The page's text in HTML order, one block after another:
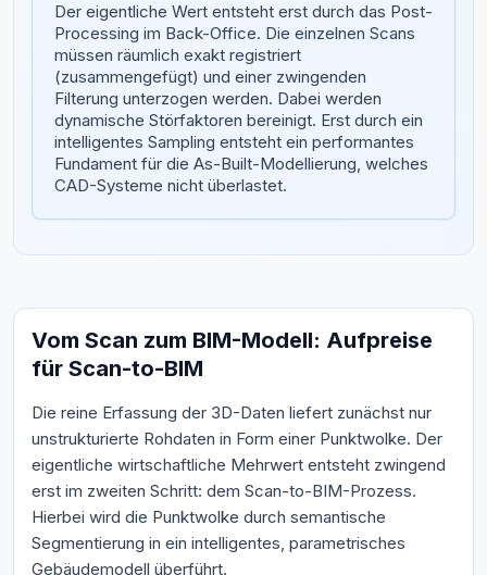
Der eigentliche Wert entsteht erst durch das Post-
Processing im Back-Office. Die einzelnen Scans
müssen räumlich exakt registriert
(zusammengefügt) und einer zwingenden
Filterung unterzogen werden. Dabei werden
dynamische Störfaktoren bereinigt. Erst durch ein
intelligentes Sampling entsteht ein performantes
Fundament für die As-Built-Modellierung, welches
CAD-Systeme nicht überlastet.
Vom Scan zum BIM-Modell: Aufpreise
für Scan-to-BIM
Die reine Erfassung der 3D-Daten liefert zunächst nur
unstrukturierte Rohdaten in Form einer Punktwolke. Der
eigentliche wirtschaftliche Mehrwert entsteht zwingend
erst im zweiten Schritt: dem Scan-to-BIM-Prozess.
Hierbei wird die Punktwolke durch semantische
Segmentierung in ein intelligentes, parametrisches
Gebäudemodell überführt.